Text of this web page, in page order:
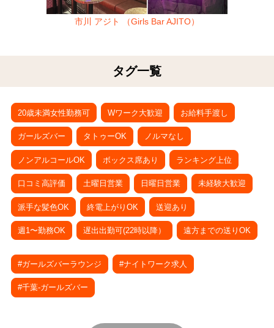
市川 アジト （Girls Bar AJITO）
タグ一覧
20歳未満女性勤務可 Wワーク大歓迎 お給料手渡し
ガールズバー タトゥーOK ノルマなし
ノンアルコールOK ボックス席あり ランキング上位
口コミ高評価 土曜日営業 日曜日営業 未経験大歓迎
派手な髪色OK 終電上がりOK 送迎あり
週1〜勤務OK 遅出出勤可(22時以降） 遠方までの送りOK
#ガールズバーラウンジ #ナイトワーク求人
#千葉-ガールズバー